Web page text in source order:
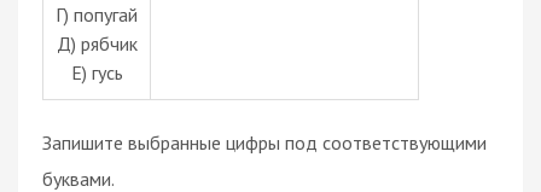
Г) попугай
Д) рябчик
Е) гусь
Запишите выбранные цифры под соответствующими
буквами.